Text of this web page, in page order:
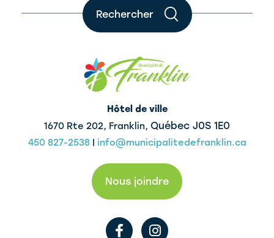
Rechercher
F
I
Hôtel de ville
1670 Rte 202, Franklin, Québec J0S 1E0
450 827-2538| info@municipalitedefranklin.ca
Nous joindre